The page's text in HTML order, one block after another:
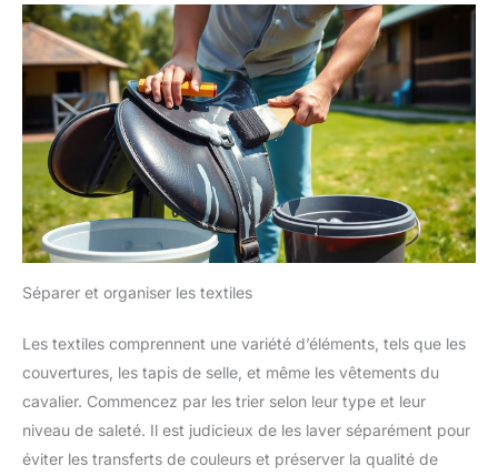
Séparer et organiser les textiles
Les textiles comprennent une variété d’éléments, tels que les
couvertures, les tapis de selle, et même les vêtements du
cavalier. Commencez par les trier selon leur type et leur
niveau de saleté. Il est judicieux de les laver séparément pour
éviter les transferts de couleurs et préserver la qualité de